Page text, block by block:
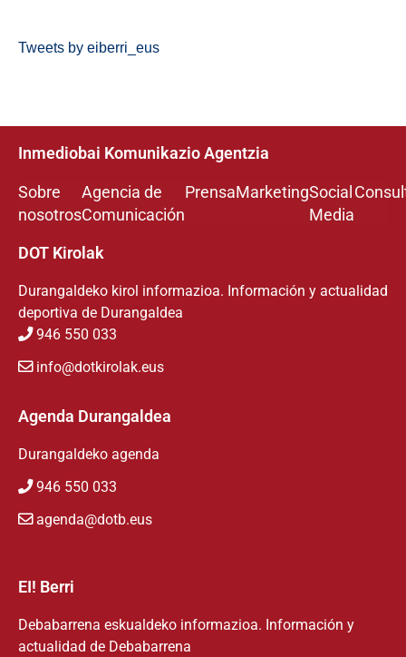
Tweets by eiberri_eus
Inmediobai Komunikazio Agentzia
Sobre
nosotros
Agencia de
Comunicación
PrensaMarketingSocial
Media
DOT Kirolak
Durangaldeko kirol informazioa. Información y actualidad
deportiva de Durangaldea
946 550 033
info@dotkirolak.eus
Agenda Durangaldea
Durangaldeko agenda
946 550 033
agenda@dotb.eus
EI! Berri
Debabarrena eskualdeko informazioa. Información y
actualidad de Debabarrena